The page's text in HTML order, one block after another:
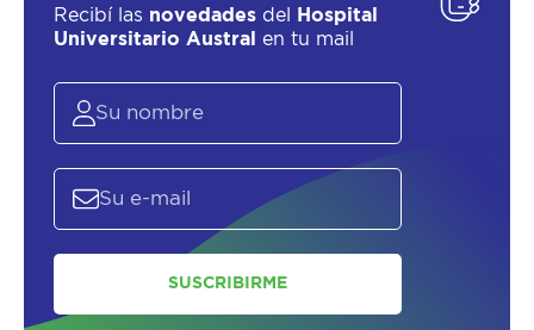
Recibí las novedades del
Hospital
Universitario Austral
en tu mail
SUSCRIBIRME